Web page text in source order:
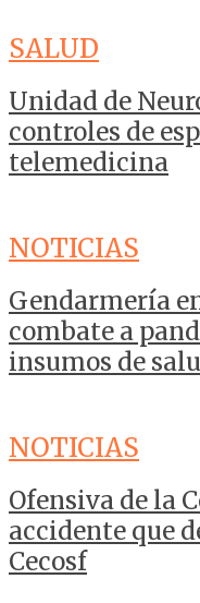
SALUD
Unidad de
controles de
telemedicina
NOTICIAS
Gendarmería
combate a
insumos de
NOTICIAS
Ofensiva de la
accidente que
Cecosf